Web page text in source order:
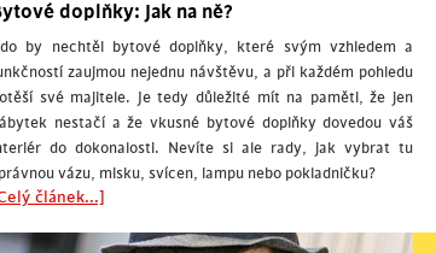
doplňky: Jak na ně?
by nechtěl bytové doplňky, které svým vzhledem a
zaujmou nejednu návštěvu, a při každém pohledu
své majitele. Je tedy důležité mít na paměti, že jen
nestačí a že vkusné bytové doplňky dovedou váš
do dokonalosti. Nevíte si ale rady, jak vybrat tu
vázu, misku, svícen, lampu nebo pokladničku?
článek...]